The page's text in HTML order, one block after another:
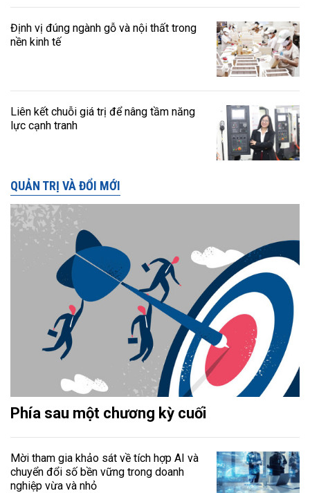
Định vị đúng ngành gỗ và nội thất trong
nền kinh tế
Liên kết chuỗi giá trị để nâng tầm năng
lực cạnh tranh
QUẢN TRỊ VÀ ĐỔI MỚI
Phía sau một chương kỳ cuối
Mời tham gia khảo sát về tích hợp AI và
chuyển đổi số bền vững trong doanh
nghiệp vừa và nhỏ